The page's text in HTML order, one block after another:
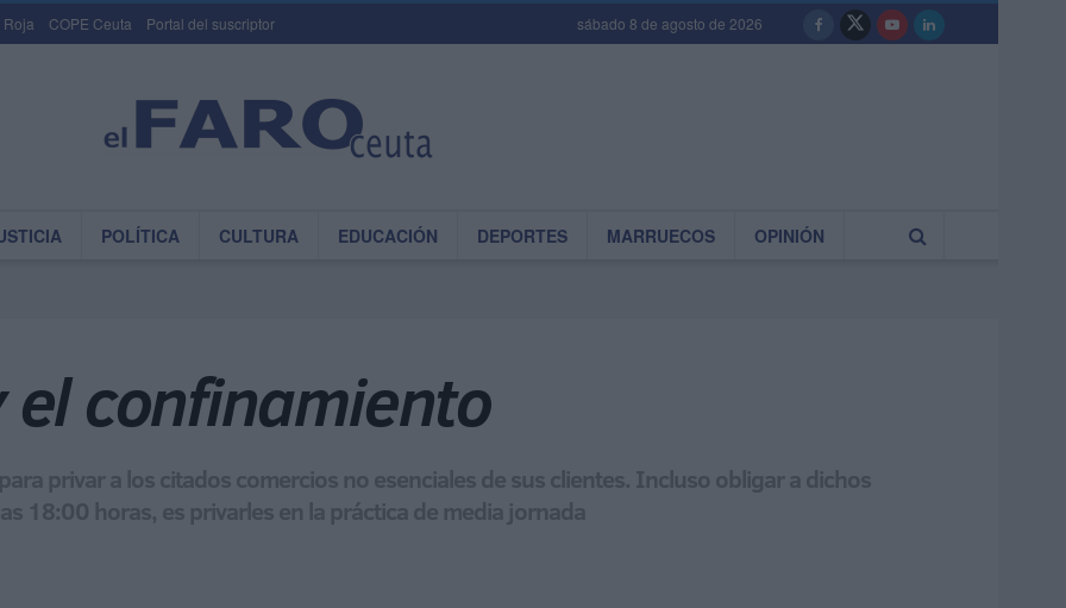
Roja COPE Ceuta Portal del suscriptor sábado 8 de agosto de 2026
POLÍTICA CULTURA EDUCACIÓN DEPORTES MARRUECOS OPINIÓN
confinamiento
privar a los citados comercios no esenciales de sus clientes. Incluso obligar a dichos
18:00 horas, es privarles en la práctica de media jornada